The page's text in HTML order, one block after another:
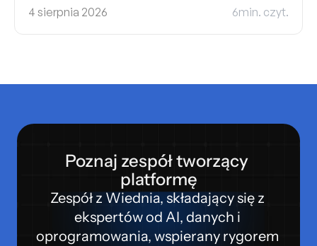
4 sierpnia 2026 6min. czyt.
Poznaj zespół tworzący
platformę
Zespół z Wiednia, składający się z
ekspertów od AI, danych i
oprogramowania, wspierany rygorem